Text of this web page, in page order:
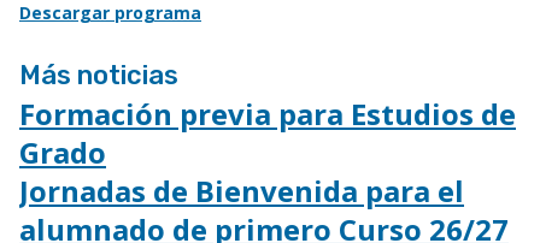
Descargar programa
Más noticias
Formación previa para Estudios de
Grado
Jornadas de Bienvenida para el
alumnado de primero Curso 26/27